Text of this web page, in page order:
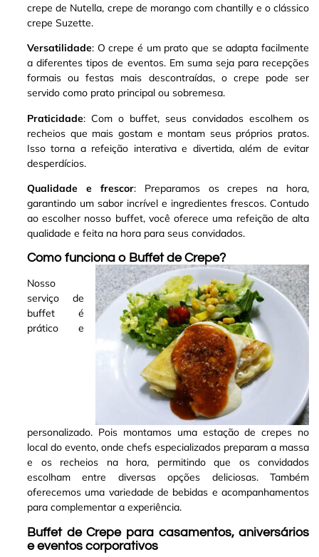
crepe de Nutella, crepe de morango com chantilly e o clássico
crepe Suzette.
Versatilidade: O crepe é um prato que se adapta facilmente
a diferentes tipos de eventos. Em suma seja para recepções
formais ou festas mais descontraídas, o crepe pode ser
servido como prato principal ou sobremesa.
Praticidade: Com o buffet, seus convidados escolhem os
recheios que mais gostam e montam seus próprios pratos.
Isso torna a refeição interativa e divertida, além de evitar
desperdícios.
Qualidade e frescor: Preparamos os crepes na hora,
garantindo um sabor incrível e ingredientes frescos. Contudo
ao escolher nosso buffet, você oferece uma refeição de alta
qualidade e feita na hora para seus convidados.
Como funciona o Buffet de Crepe?
Nosso
serviço de
buffet é
prático e
personalizado. Pois montamos uma estação de crepes no
local do evento, onde chefs especializados preparam a massa
e os recheios na hora, permitindo que os convidados
escolham entre diversas opções deliciosas. Também
oferecemos uma variedade de bebidas e acompanhamentos
para complementar a experiência.
Buffet de Crepe para casamentos, aniversários
e eventos corporativos